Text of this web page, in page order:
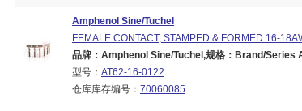
Amphenol Sine/Tuchel
FEMALE CONTACT, STAMPED & FORMED 16-
品牌：Amphenol Sine/Tuchel,规格：Brand/Series
型号： AT62-16-0122
仓库库存编号： 70060085